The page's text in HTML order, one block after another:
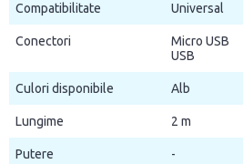
Compatibilitate Universal
Conectori
Micro USB
USB
Culori disponibile Alb
Lungime 2 m
Putere -